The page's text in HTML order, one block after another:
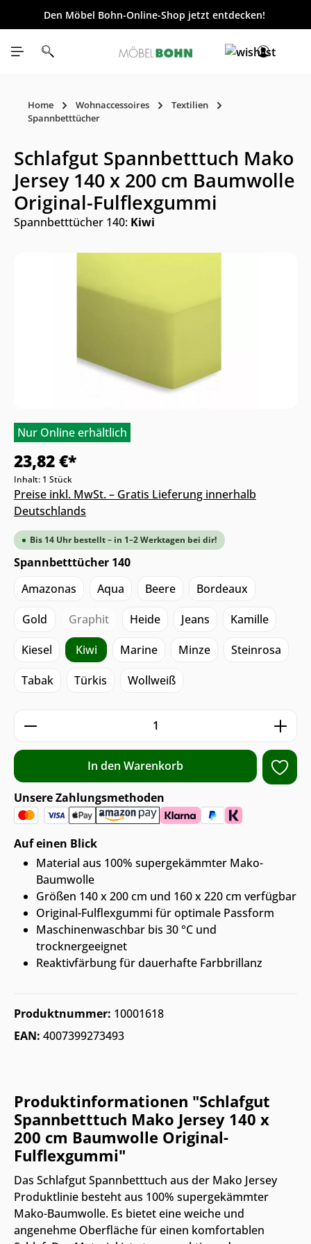
springen
Den Möbel Bohn-Online-Shop jetzt entdecken!
Home Wohnaccessoires
Textilien
Spannbetttücher
Schlafgut Spannbetttuch Mako
Jersey 140 x 200 cm Baumwolle
Original-Fulflexgummi
Spannbetttücher 140: Kiwi
Nur Online erhältlich
23,82 €*
Inhalt: 1 Stück
Preise inkl. MwSt. – Gratis Lieferung innerhalb
Deutschlands
Bis 14 Uhr bestellt – in 1–2 Werktagen bei dir!
Spannbetttücher 140
Amazonas
Aqua Beere
Bordeaux
Gold
Graphit Heide Jeans
Kamille
Kiesel
Kiwi Marine Minze
Steinrosa
Tabak
Türkis Wollweiß
Produkt Anzahl: Gib den
In den Warenkorb
Unsere Zahlungsmethoden
Auf einen Blick
Material aus 100% supergekämmter Mako-
Baumwolle
Größen 140 x 200 cm und 160 x 220 cm verfügbar
Original-Fulflexgummi für optimale Passform
Maschinenwaschbar bis 30 °C und
trocknergeeignet
Reaktivfärbung für dauerhafte Farbbrillanz
Produktnummer: 10001618
EAN: 4007399273493
Produktinformationen "Schlafgut
Spannbetttuch Mako Jersey 140 x
200 cm Baumwolle Original-
Fulflexgummi"
Das Schlafgut Spannbetttuch aus der Mako Jersey
Produktlinie besteht aus 100% supergekämmter
Mako-Baumwolle. Es bietet eine weiche und
angenehme Oberfläche für einen komfortablen